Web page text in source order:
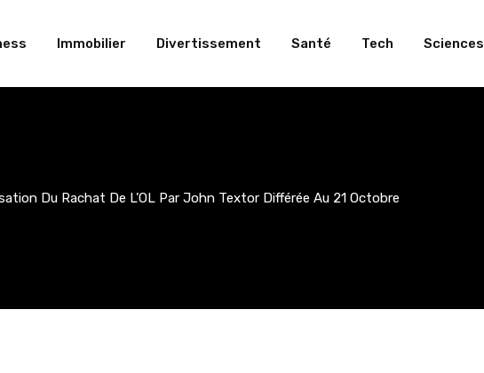
Immobilier Divertissement Santé Tech Sciences
Du Rachat De L’OL Par John Textor Différée Au 21 Octobre